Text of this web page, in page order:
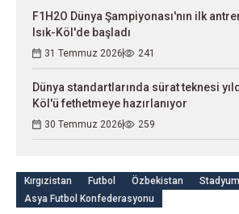
F1H2O Dünya Şampiyonası'nın ilk
Isık-Köl'de başladı
31 Temmuz 2026 241
Dünya standartlarında sürat teknesi
Köl'ü fethetmeye hazırlanıyor
30 Temmuz 2026 259
Kırgızistan Futbol Özbekistan Stadyum
Asya Futbol Konfederasyonu